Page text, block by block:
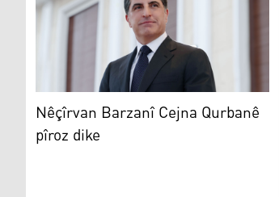
Nêçîrvan Barzanî
Nêçîrvan Barzanî Cejna Qurbanê
pîroz dike